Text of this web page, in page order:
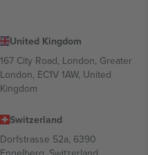
United Kingdom
167 City Road, London, Greater
London, EC1V 1AW, United
Kingdom
Switzerland
Dorfstrasse 52a, 6390